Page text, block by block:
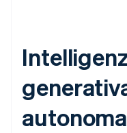
autonoma